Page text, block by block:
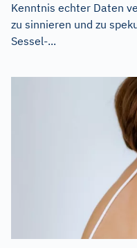
Kenntnis echter Daten
zu sinnieren und zu
Sessel-...